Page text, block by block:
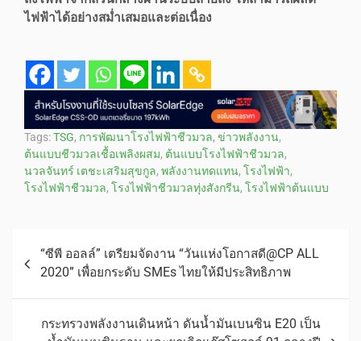
ไฟฟ้าได้อย่างสม่ำเสมอและต่อเนื่อง
Tags:TSG, การพัฒนาโรงไฟฟ้าชีวมวล, ข่าวพลังงาน,
ต้นแบบชีวมวลเชื้อเพลิงผสม, ต้นแบบโรงไฟฟ้าชีวมวล,
นวลจันทร์ เตชะเสริมสุขกูล, พลังงานทดแทน, โรงไฟฟ้า,
โรงไฟฟ้าชีวมวล, โรงไฟฟ้าชีวมวลทุ่งสังกรีน, โรงไฟฟ้าต้นแบบ
“ซีพี ออลล์” เตรียมจัดงาน “วันแห่งโอกาสดี@CP ALL
2020” เพื่อยกระดับ SMEs ไทยให้มีประสิทธิภาพ
กระทรวงพลังงานเดินหน้า ดันน้ำมันเบนซิน E20 เป็น